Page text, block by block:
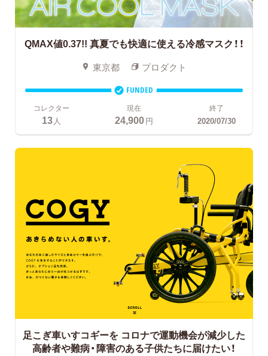
QMAX値0.37!! 真夏でも快適に使える冷感マスク！！
東京都 プロダクト
FUNDED
コレクター
13 人
現在
24,900円
終了
2020/07/30
足こぎ車いすコギーを コロナで運動機会が減少した
高齢者や難病・障害のある子供たちに届けたい！